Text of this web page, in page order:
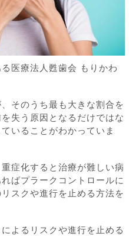
医療法人甦歯会 もりかわ
そのうち最も大きな割合を
失う原因となるだけではな
いることがわかっていま
症化すると治療が難しい病
ばプラークコントロールに
スクや進行を止める方法を
よるリスクや進行を止める